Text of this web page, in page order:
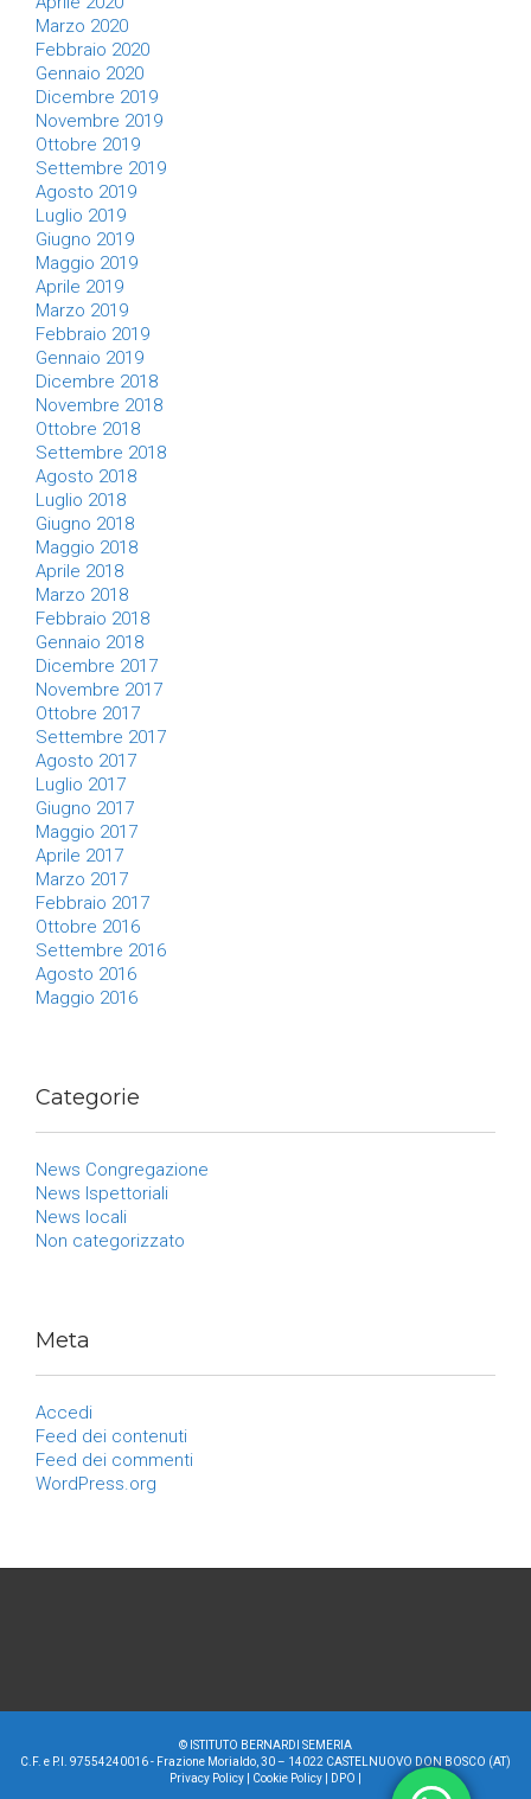
Marzo 2020
Febbraio 2020
Gennaio 2020
Dicembre 2019
Novembre 2019
Ottobre 2019
Settembre 2019
Agosto 2019
Luglio 2019
Giugno 2019
Maggio 2019
Aprile 2019
Marzo 2019
Febbraio 2019
Gennaio 2019
Dicembre 2018
Novembre 2018
Ottobre 2018
Settembre 2018
Agosto 2018
Luglio 2018
Giugno 2018
Maggio 2018
Aprile 2018
Marzo 2018
Febbraio 2018
Gennaio 2018
Dicembre 2017
Novembre 2017
Ottobre 2017
Settembre 2017
Agosto 2017
Luglio 2017
Giugno 2017
Maggio 2017
Aprile 2017
Marzo 2017
Febbraio 2017
Ottobre 2016
Settembre 2016
Agosto 2016
Maggio 2016
Categorie
News Congregazione
News Ispettoriali
News locali
Non categorizzato
Meta
Accedi
Feed dei contenuti
Feed dei commenti
WordPress.org
© ISTITUTO BERNARDI SEMERIA
C.F. e P.I. 97554240016 - Frazione Morialdo, 30 – 14022 CASTELNUOVO DON BOSCO (AT)
Privacy Policy
Cookie Policy DPO